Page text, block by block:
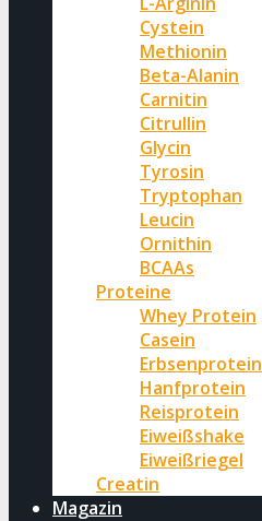
Cystein
Methionin
Beta-Alanin
Carnitin
Citrullin
Glycin
Tyrosin
Tryptophan
Leucin
Ornithin
BCAAs
Proteine
Whey Protein
Casein
Erbsenprotein
Hanfprotein
Reisprotein
Eiweißshake
Eiweißriegel
Creatin
Magazin